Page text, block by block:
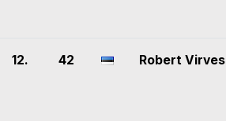
12. 42 Robert Virves